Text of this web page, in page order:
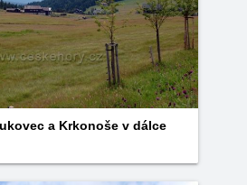
a Krkonoše v dálce